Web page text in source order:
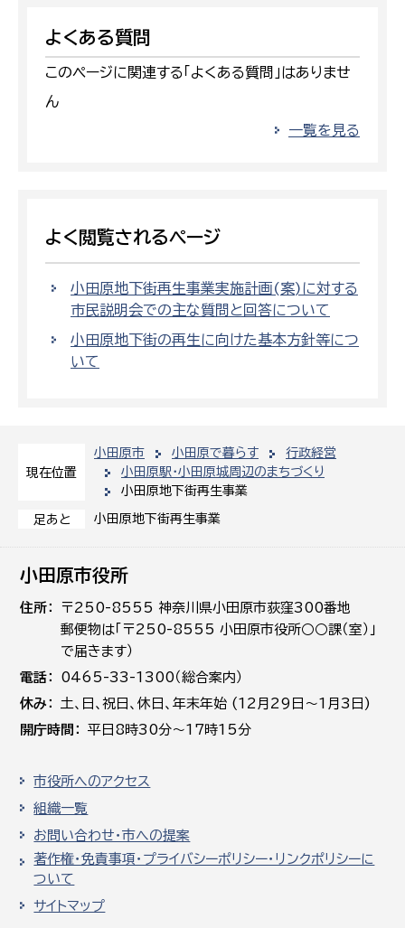
現在位置
小田原市 小田原で暮らす
行政経営
小田原駅・小田原城周辺のまちづくり
小田原地下街再生事業
足あと 小田原地下街再生事業
よくある質問
このページに関連する「よくある質問」はありませ
ん
一覧を見る
よく閲覧されるページ
小田原地下街再生事業実施計画(案)に対する
市民説明会での主な質問と回答について
小田原地下街の再生に向けた基本方針等につ
いて
小田原市役所
住所
〒250-8555 神奈川県小田原市荻窪300番地
郵便物は「〒250-8555 小田原市役所○○課（室）」
で届きます）
電話
0465-33-1300（総合案内）
休み
土､日､祝日、休日、年末年始 (12月29日～1月3日)
開庁時間
平日8時30分～17時15分
市役所へのアクセス
組織一覧
お問い合わせ・市への提案
著作権・免責事項・プライバシーポリシー・リンクポリシーに
ついて
サイトマップ